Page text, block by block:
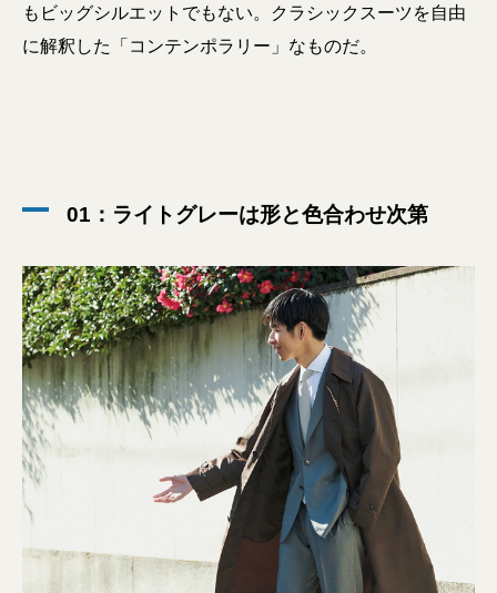
もビッグシルエットでもない。クラシックスーツを自由
に解釈した「コンテンポラリー」なものだ。
01：ライトグレーは形と色合わせ次第